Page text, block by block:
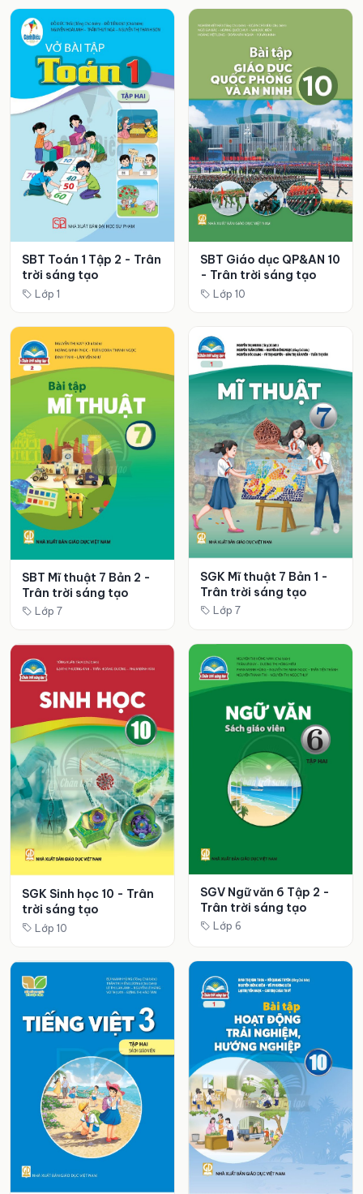
SBT Toán 1 Tập 2 - Trân
trời sáng tạo
Lớp 1
SBT Giáo dục QP&AN 10
- Trân trời sáng tạo
Lớp 10
SBT Mĩ thuật 7 Bản 2 -
Trân trời sáng tạo
Lớp 7
SGK Mĩ thuật 7 Bản 1 -
Trân trời sáng tạo
Lớp 7
SGK Sinh học 10 - Trân
trời sáng tạo
Lớp 10
SGV Ngữ văn 6 Tập 2 -
Trân trời sáng tạo
Lớp 6